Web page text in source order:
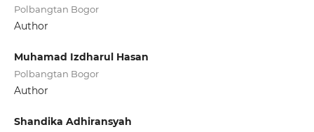
Polbangtan Bogor
Author
Muhamad Izdharul Hasan
Polbangtan Bogor
Author
Shandika Adhiransyah